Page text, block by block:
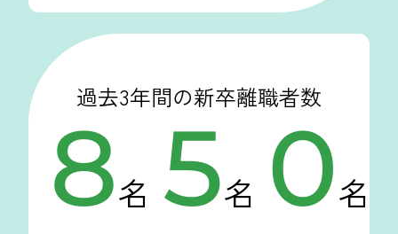
過去3年間の新卒離職者数
8名 5名 0名